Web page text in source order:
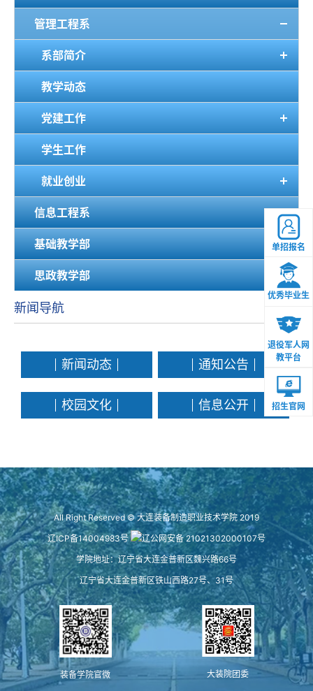
管理工程系
系部简介
教学动态
党建工作
学生工作
就业创业
信息工程系
基础教学部
思政教学部
新闻导航
新闻动态 通知公告
校园文化 信息公开
单招报名
优秀毕业生
退役军人网
教平台
招生官网
All Right Reserved © 大连装备制造职业技术学院 2019
辽ICP备14004983号
辽公网安备 21021302000107号
学院地址：辽宁省大连金普新区魏兴路66号
辽宁省大连金普新区铁山西路27号、31号
装备学院官微 大装院团委